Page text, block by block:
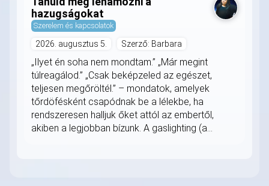
hazugságokat
Szerelem és kapcsolatok
2026. augusztus 5. Szerző: Barbara
„Ilyet én soha nem mondtam.” „Már megint
túlreagálod.” „Csak beképzeled az egészet,
teljesen megőröltél.” – mondatok, amelyek
tőrdöfésként csapódnak be a lélekbe, ha
rendszeresen halljuk őket attól az embertől,
akiben a legjobban bízunk. A gaslighting (a...